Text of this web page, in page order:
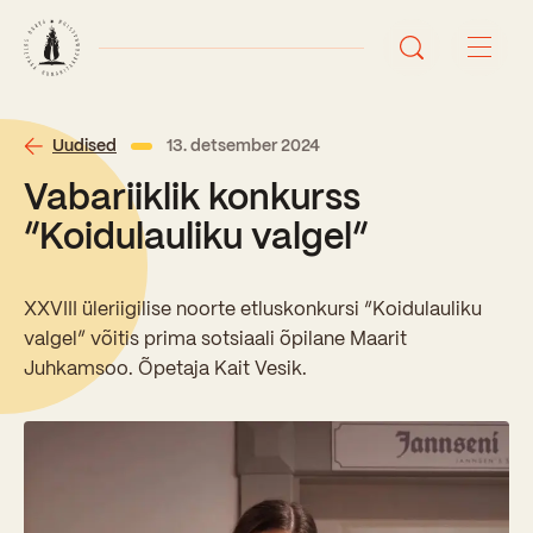
Avaleht
Uudised
Õppetöö
Perioodõpe
Õppesuunad
Tunniplaan
Ajalugu
Sisseastumisinfo
Kontaktid
Uudised 13. detsember 2024
Vabariiklik konkurss
“Koidulauliku valgel”
XXVIII üleriigilise noorte etluskonkursi “Koidulauliku
valgel” võitis prima sotsiaali õpilane Maarit
Juhkamsoo. Õpetaja Kait Vesik.